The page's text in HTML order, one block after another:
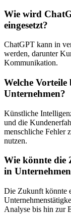
Wie wird
eingesetzt?
ChatGPT kann in
werden, darunter
Kommunikation.
Welche
Unternehmen?
Künstliche
und die
menschliche Fehler
nutzen.
Wie könnte die
in Unternehmen
Die Zukunft könnte
Analyse bis hin zur